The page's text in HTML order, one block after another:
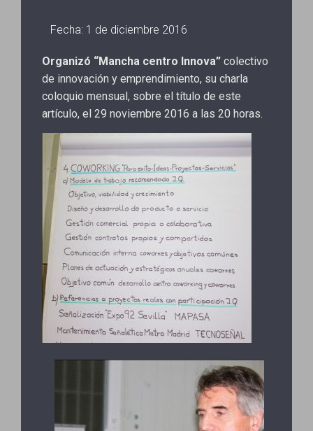
Fecha: 1 de diciembre 2016
Organizó “Mancha centro Innova” colectivo
de innovación y emprendimiento, su charla
coloquio mensual, sobre el título de este
artículo, el 29 noviembre 2016 a las 20 horas.